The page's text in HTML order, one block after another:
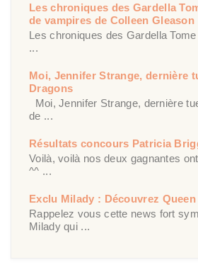
Les chroniques des Gardella
de vampires de Colleen Gleason
Les chroniques des Gardella
...
Moi, Jennifer Strange, dernière
Dragons
Moi, Jennifer Strange, dernière
de ...
Résultats concours Patricia
Voilà, voilà nos deux gagnantes
^^ ...
Exclu Milady : Découvrez
Rappelez vous cette news fort
Milady qui ...